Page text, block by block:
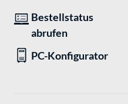
Bestellstatus
abrufen
PC-Konfigurator